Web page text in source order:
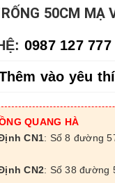
50CM MẠ
0987 127 777
vào yêu
QUANG HÀ
CN1: Số 8 đường
CN2: Số 38 đường